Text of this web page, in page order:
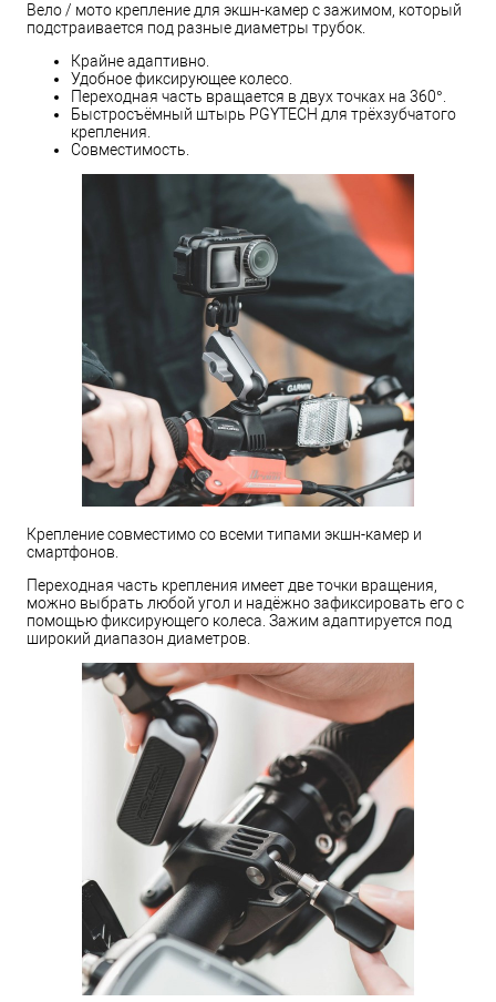
Вело / мото крепление для экшн-камер с зажимом, который
подстраивается под разные диаметры трубок.
Крайне адаптивно.
Удобное фиксирующее колесо.
Переходная часть вращается в двух точках на 360°.
Быстросъёмный штырь PGYTECH для трёхзубчатого
крепления.
Совместимость.
Крепление совместимо со всеми типами экшн-камер и
смартфонов.
Переходная часть крепления имеет две точки вращения,
можно выбрать любой угол и надёжно зафиксировать его с
помощью фиксирующего колеса. Зажим адаптируется под
широкий диапазон диаметров.